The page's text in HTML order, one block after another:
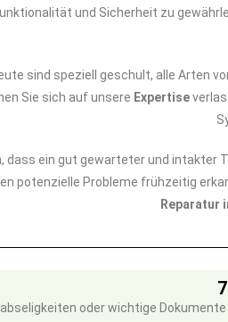
und Sicherheit zu
sind speziell geschult, alle Arten
Sie sich auf unsere Expertise
dass ein gut gewarteter und intakter
potenzielle Probleme frühzeitig
Reparatur
oder wichtige